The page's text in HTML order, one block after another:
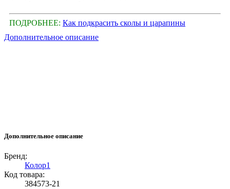
ПОДРОБНЕЕ: Как подкрасить сколы и царапины
Дополнительное описание
Дополнительное описание
Бренд:
Колор1
Код товара:
384573-21